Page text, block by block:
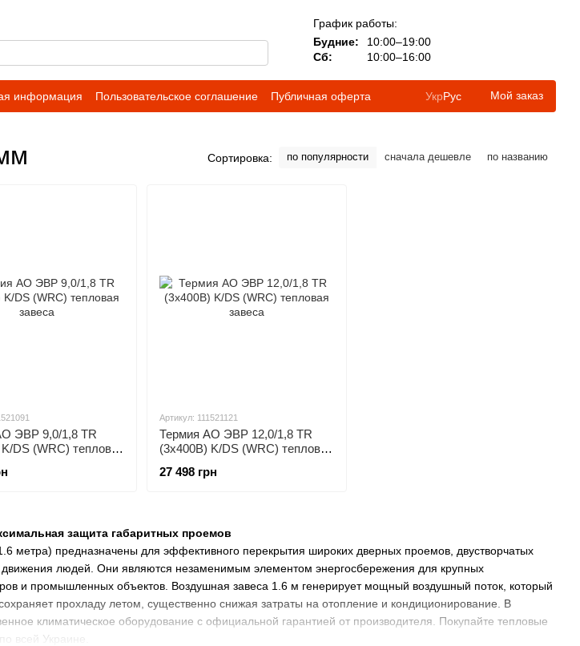
График работы:
Будние:
10:00–19:00
Сб:
10:00–16:00
информация Пользовательское соглашение
Публичная оферта
УкрРус Мой заказ
Сортировка: по популярности сначала дешевле по названию
защита габаритных проемов
метра) предназначены для эффективного перекрытия широких дверных проемов, двустворчатых
движения людей. Они являются незаменимым элементом энергосбережения для крупных
и промышленных объектов. Воздушная завеса 1.6 м генерирует мощный воздушный поток, который
прохладу летом, существенно снижая затраты на отопление и кондиционирование. В
климатическое оборудование с официальной гарантией от производителя. Покупайте тепловые
всей Украине.
DS (WRC) тепловая
Артикул: 111521121
Термия АО ЭВР 12,0/1,8 TR
(3х400В) K/DS (WRC) тепловая
27 498 грн